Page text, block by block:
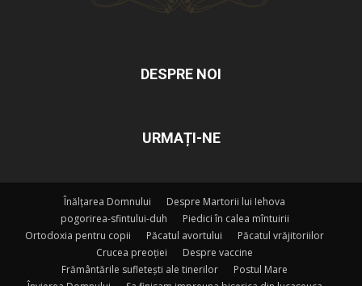
DESPRE NOI
URMAȚI-NE
Înălțarea Domnului
Despre Martorii lui Iehova
pogorirea-sfintului-duh
Piedici în calea mîntuirii
Ortodoxia pentru copii
Păcatul avortului
Păcatul vrăjitoriilor
Crucea preoției
Despre vaccine
Frământările sufletești ale tinerilor
Postul Mare